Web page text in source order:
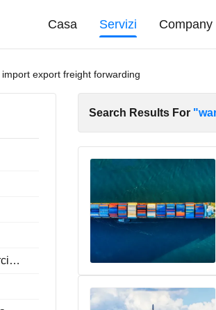
Casa Servizi Company
export freight forwarding
Servizi di logistica di commercio elettronico
Search Results For